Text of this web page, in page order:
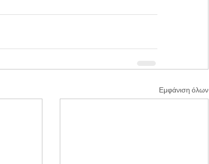
Εμφάνιση όλων